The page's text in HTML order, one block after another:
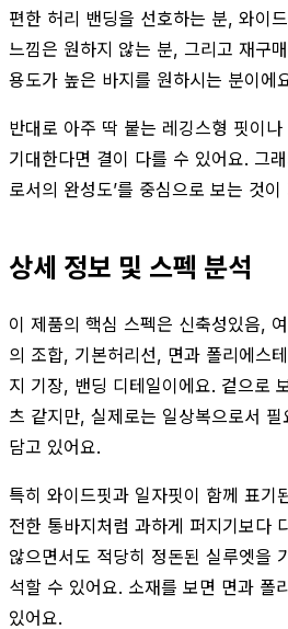
편한 허리 밴딩을 선호하는 분, 와이
느낌은 원하지 않는 분, 그리고 재구
용도가 높은 바지를 원하시는 분이에
반대로 아주 딱 붙는 레깅스형 핏이
기대한다면 결이 다를 수 있어요. 그
로서의 완성도’를 중심으로 보는 것
상세 정보 및 스펙 분석
이 제품의 핵심 스펙은 신축성있음,
의 조합, 기본허리선, 면과 폴리에스
지 기장, 밴딩 디테일이에요. 겉으로
츠 같지만, 실제로는 일상복으로서
담고 있어요.
특히 와이드핏과 일자핏이 함께 표기
전한 통바지처럼 과하게 퍼지기보다
않으면서도 적당히 정돈된 실루엣을
석할 수 있어요. 소재를 보면 면과 폴
있어요.